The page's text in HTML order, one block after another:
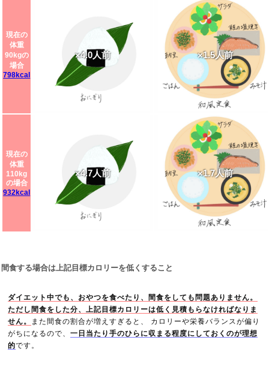
現在の
体重
90kgの
場合
798kcal
×4.0人前 ×1.5人前
現在の
体重
110kg
の場合
932kcal
×4.7人前 ×1.7人前
間食する場合は上記目標カロリーを低くすること
ダイエット中でも、おやつを食べたり、間食をしても問題ありません。
ただし間食をした分、上記目標カロリーは低く見積もらなければなりま
せん。
また間食の割合が増えすぎると、 カロリーや栄養バランスが偏り
がちになるので、一日当たり手のひらに収まる程度にしておくのが理想
的です。